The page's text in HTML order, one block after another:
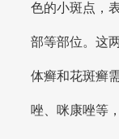
色的小斑点，
部等部位。这
体癣和花斑癣
唑、咪康唑等